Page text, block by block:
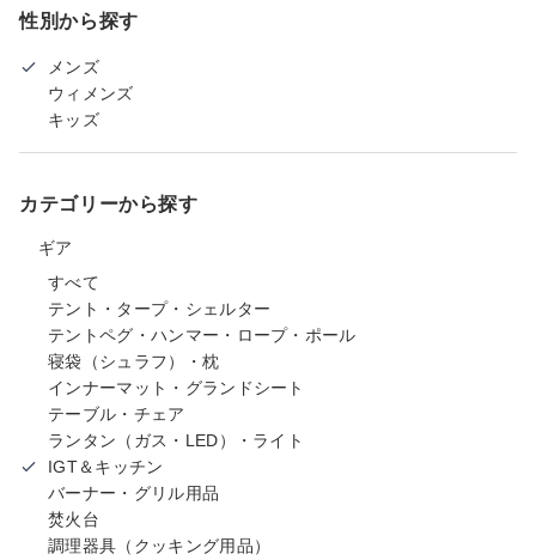
性別から探す
メンズ
ウィメンズ
キッズ
カテゴリーから探す
ギア
すべて
テント・タープ・シェルター
テントペグ・ハンマー・ロープ・ポール
寝袋（シュラフ）・枕
インナーマット・グランドシート
テーブル・チェア
ランタン（ガス・LED）・ライト
IGT＆キッチン
バーナー・グリル用品
焚火台
調理器具（クッキング用品）